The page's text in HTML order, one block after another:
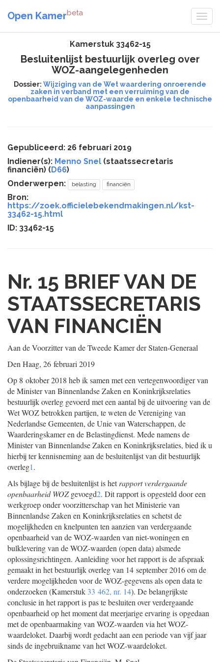
Open Kamerbeta
Kamerstuk 33462-15
Besluitenlijst bestuurlijk overleg over
WOZ-aangelegenheden
Dossier: Wijziging van de Wet waardering onroerende
zaken in verband met een verruiming van de
openbaarheid van de WOZ-waarde en enkele technische
aanpassingen
Gepubliceerd: 26 februari 2019
Indiener(s): Menno Snel (staatssecretaris
financiën) (D66)
Onderwerpen:
belasting financiën
Bron:
https://zoek.officielebekendmakingen.nl/kst-
33462-15.html
ID: 33462-15
Nr. 15 BRIEF VAN DE
STAATSSECRETARIS
VAN FINANCIËN
Aan de Voorzitter van de Tweede Kamer der Staten-Generaal
Den Haag, 26 februari 2019
Op 8 oktober 2018 heb ik samen met een vertegenwoordiger van
de Minister van Binnenlandse Zaken en Koninkrijksrelaties
bestuurlijk overleg gevoerd met een aantal bij de uitvoering van de
Wet WOZ betrokken partijen, te weten de Vereniging van
Nederlandse Gemeenten, de Unie van Waterschappen, de
Waarderingskamer en de Belastingdienst. Mede namens de
Minister van Binnenlandse Zaken en Koninkrijksrelaties, bied ik u
hierbij ter kennisneming aan de besluitenlijst van dit bestuurlijk
overleg1.
Als bijlage bij de besluitenlijst is hetrapport verdergaande
openbaarheid WOZgevoegd2. Dit rapport is opgesteld door een
werkgroep onder voorzitterschap van het Ministerie van
Binnenlandse Zaken en Koninkrijksrelaties en schetst de
mogelijkheden en knelpunten ten aanzien van verdergaande
openbaarheid van de WOZ-waarden van niet-woningen en
bulklevering van de WOZ-waarden (open data) alsmede
oplossingsrichtingen. Aanleiding voor het rapport is de afspraak
gemaakt in het bestuurlijk overleg van 14 september 2016 om de
verdere mogelijkheden voor de WOZ-gegevens als open data te
onderzoeken (Kamerstuk 33 462, nr. 14). De belangrijkste
conclusie in het rapport is pas te besluiten over verdergaande
openbaarheid op het moment dat meerjarige ervaring is opgedaan
met de openbaarmaking van WOZ-waarden via het WOZ-
waardeloket. Daarbij wordt gedacht aan een periode van vijf jaar
sinds de ingebruikname van het WOZ-waardeloket.